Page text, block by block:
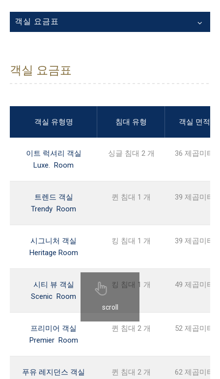
객실 요금표
객실 요금표
scroll
객실 유형명 침대 유형 객실 면적
이트 럭셔리 객실
Luxe. Room
싱글 침대 2 개 36 제곱미터
트렌드 객실
Trendy Room
퀸 침대 1 개 39 제곱미터
시그니처 객실
Heritage Room
킹 침대 1 개 39 제곱미터
시티 뷰 객실
Scenic Room
킹 침대 1 개 49 제곱미터
프리미어 객실
Premier Room
퀸 침대 2 개 52 제곱미터
푸유 레지던스 객실
퀸 침대 2 개 62 제곱미터